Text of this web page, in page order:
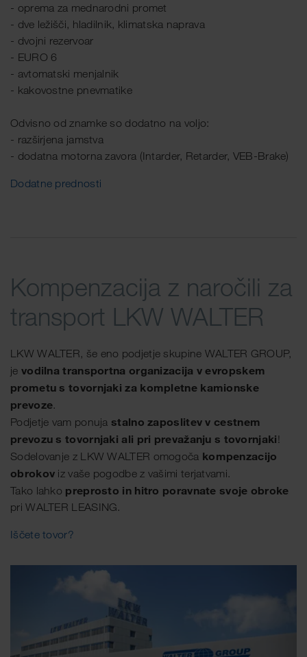
- oprema za mednarodni promet
- dve ležišči, hladilnik, klimatska naprava
- dvojni rezervoar
- EURO 6
- avtomatski menjalnik
- kakovostne pnevmatike
Odvisno od znamke so dodatno na voljo:
- razširjena jamstva
- dodatna motorna zavora (Intarder, Retarder, VEB-Brake)
Dodatne prednosti
Kompenzacija z naročili za
transport LKW WALTER
LKW WALTER, še eno podjetje skupine WALTER GROUP,
je vodilna transportna organizacija v evropskem
prometu s tovornjaki za kompletne kamionske
prevoze.
Podjetje vam ponuja stalno zaposlitev v cestnem
prevozu s tovornjaki ali pri prevažanju s tovornjaki!
Sodelovanje z LKW WALTER omogoča kompenzacijo
obrokov iz vaše pogodbe z vašimi terjatvami.
Tako lahko preprosto in hitro poravnate svoje obroke
pri WALTER LEASING.
Iščete tovor?